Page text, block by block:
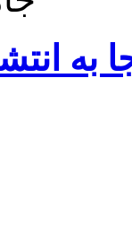
به